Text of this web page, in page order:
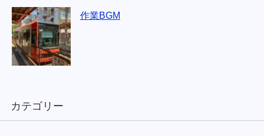
作業BGM
カテゴリー